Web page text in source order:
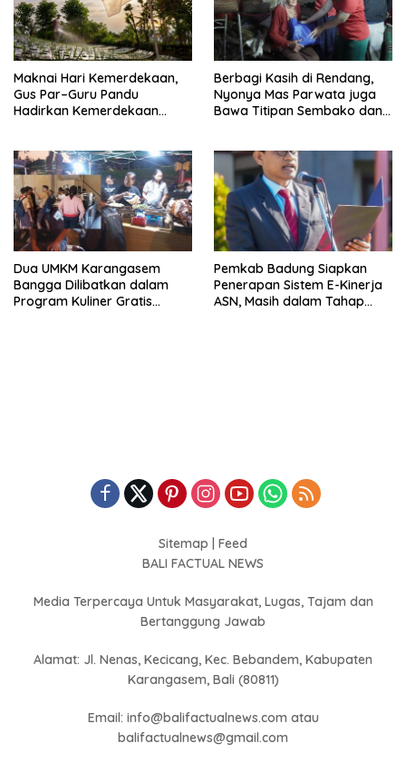
Maknai Hari Kemerdekaan,
Gus Par–Guru Pandu
Hadirkan Kemerdekaan
Berbagi Kasih di Rendang,
Nyonya Mas Parwata juga
Bawa Titipan Sembako dan
Dua UMKM Karangasem
Bangga Dilibatkan dalam
Program Kuliner Gratis
Pemkab Badung Siapkan
Penerapan Sistem E-Kinerja
ASN, Masih dalam Tahap
Sitemap
Feed
BALI FACTUAL NEWS
Media Terpercaya Untuk Masyarakat, Lugas, Tajam dan
Bertanggung Jawab
Alamat: Jl. Nenas, Kecicang, Kec. Bebandem, Kabupaten
Karangasem, Bali (80811)
Email: info@balifactualnews.com atau
balifactualnews@gmail.com